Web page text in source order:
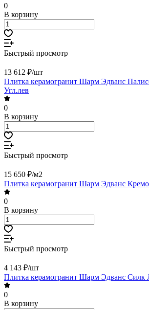
0
В корзину
Быстрый просмотр
13 612 ₽/шт
Плитка керамогранит Шарм Эдванс
Угл.лев
0
В корзину
Быстрый просмотр
15 650 ₽/м2
Плитка керамогранит Шарм Эдванс
0
В корзину
Быстрый просмотр
4 143 ₽/шт
Плитка керамогранит Шарм Эдванс Силк
0
В корзину